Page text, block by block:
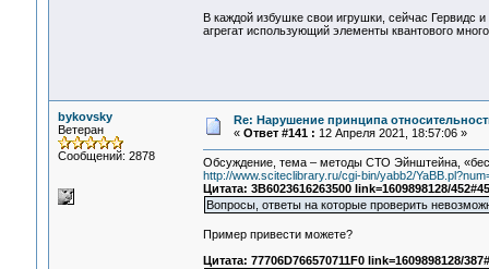
В каждой избушке свои игрушки, сейчас Гервидс
агрегат использующий элементы квантового
bykovsky
Ветеран
Сообщений: 2878
Re: Нарушение принципа
« Ответ #141 : 12 Апреля 2021, 18:57:06 »
Обсуждение, тема – методы СТО Эйнштейна,
http://www.sciteclibrary.ru/cgi-bin/yabb2/
Цитата: 3B6023616263500 link=1609898128/
Вопросы, ответы на которые проверить
Пример привести можете?
Цитата: 77706D766570711F0 link=1609898128/